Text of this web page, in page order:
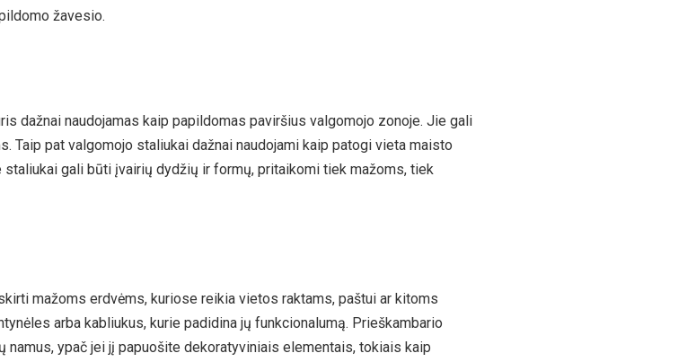
žavesio.
dažnai naudojamas kaip papildomas paviršius valgomojo zonoje. Jie gali
Taip pat valgomojo staliukai dažnai naudojami kaip patogi vieta maisto
gali būti įvairių dydžių ir formų, pritaikomi tiek mažoms, tiek
mažoms erdvėms, kuriose reikia vietos raktams, paštui ar kitoms
arba kabliukus, kurie padidina jų funkcionalumą. Prieškambario
ypač jei jį papuošite dekoratyviniais elementais, tokiais kaip